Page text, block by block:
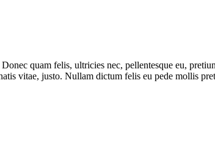
quam felis, ultricies nec, pellentesque eu,
vitae, justo. Nullam dictum felis eu pede mollis